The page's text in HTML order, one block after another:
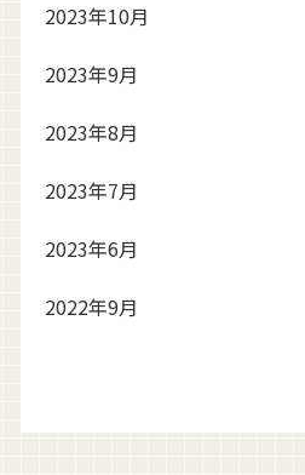
2023年10月
2023年9月
2023年8月
2023年7月
2023年6月
2022年9月